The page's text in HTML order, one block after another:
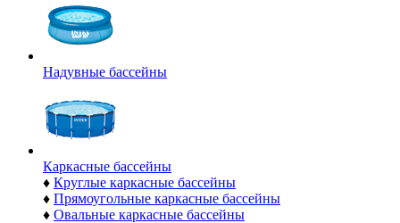
Надувные бассейны
Каркасные бассейны
♦ Круглые каркасные бассейны
♦ Прямоугольные каркасные бассейны
♦ Овальные каркасные бассейны